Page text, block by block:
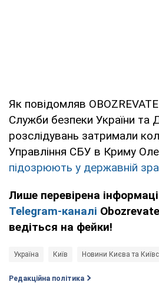
Як повідомляв
Служби безпеки України
розслідувань затримали
Управління СБУ в Криму
підозрюють у державній
Лише перевірена
Telegram-каналі
ведіться на фейки!
Україна Київ Новини Києва та
Редакційна політика